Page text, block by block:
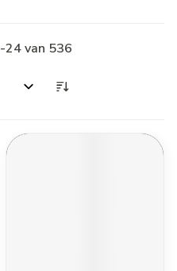
-24van 536